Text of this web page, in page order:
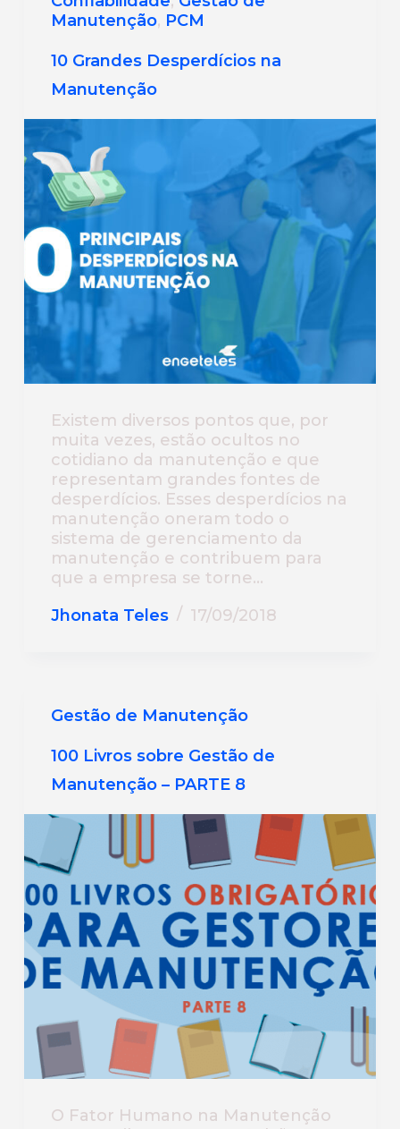
Manutenção, PCM
10 Grandes Desperdícios na
Manutenção
Existem diversos pontos que, por
muita vezes, estão ocultos no
cotidiano da manutenção e que
representam grandes fontes de
desperdícios. Esses desperdícios na
manutenção oneram todo o
sistema de gerenciamento da
manutenção e contribuem para
que a empresa se torne…
Jhonata Teles
17/09/2018
Gestão de Manutenção
100 Livros sobre Gestão de
Manutenção – PARTE 8
O Fator Humano na Manutenção